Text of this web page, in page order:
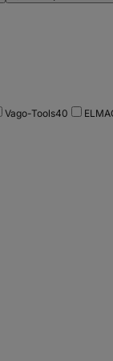
Vago-Tools40